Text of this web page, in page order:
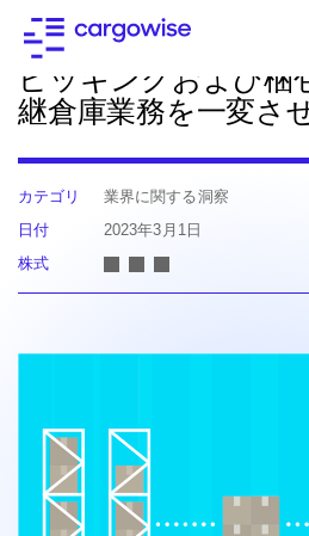
ニュースに戻る
ピッキングおよび梱
継倉庫業務を一変さ
カテゴリ
業界に関する洞察
日付
2023年3月1日
株式